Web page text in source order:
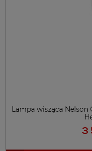
Lampa wisząca
3